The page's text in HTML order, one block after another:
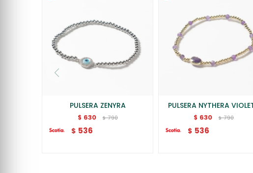
PULSERA ZENYRA
$ 630 $ 790
$ 536
PULSERA NYTHERA
$ 630 $ 790
$ 536